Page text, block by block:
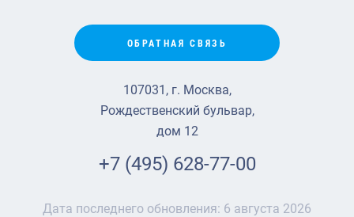
ОБРАТНАЯ СВЯЗЬ
107031, г. Москва,
Рождественский бульвар,
дом 12
+7 (495) 628-77-00
Дата последнего обновления: 6 августа 2026